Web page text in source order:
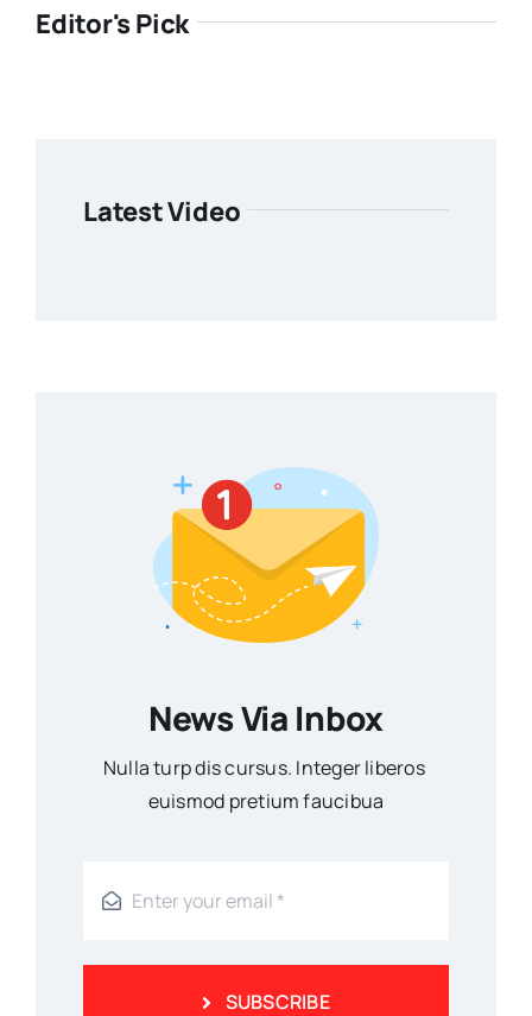
Editor's Pick
Latest Video
News Via Inbox
Nulla turp dis cursus. Integer liberos
euismod pretium faucibua
SUBSCRIBE